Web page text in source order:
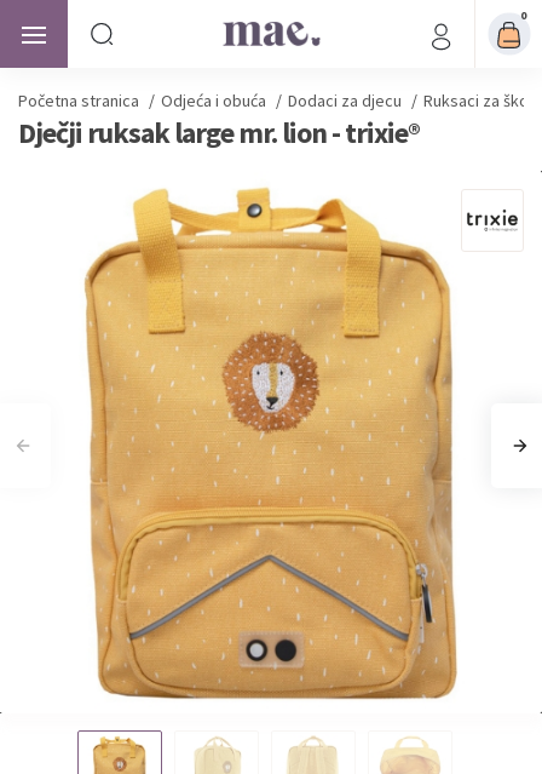
0
Početna stranica / Odjeća i obuća / Dodaci za djecu / Ruksaci za školu
Dječji ruksak large mr. lion - trixie®